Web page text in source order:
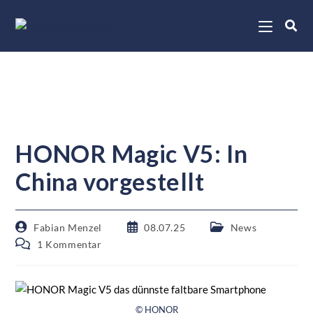
HONOR Magic V5: In
China vorgestellt
Fabian Menzel 08.07.25
News
1 Kommentar
© HONOR